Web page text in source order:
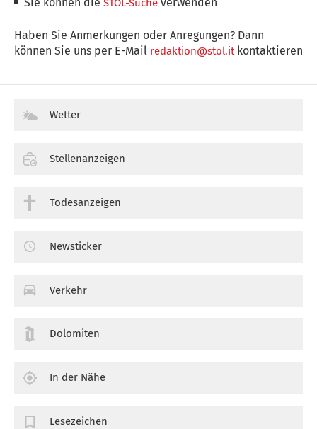
STOL-Suche
Haben Sie Anmerkungen oder Anregungen? Dann
können Sie uns per E-Mail redaktion@stol.itkontaktieren
Wetter
Stellenanzeigen
Todesanzeigen
Newsticker
Verkehr
Dolomiten
In der Nähe
Lesezeichen